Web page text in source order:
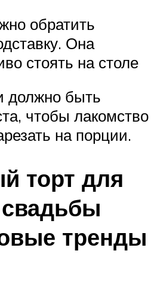
обратить
Она
стоять на столе
должно быть
чтобы лакомство
на порции.
торт для
тренды